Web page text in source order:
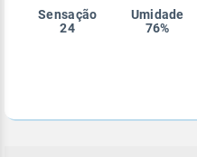
Sensação
24
Umidade
76%
Enviar
Enviar
Enviar
Enviar
Enviar